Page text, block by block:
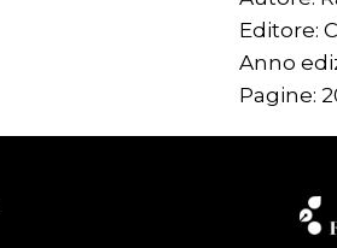
Editore:
Anno
Pagine: